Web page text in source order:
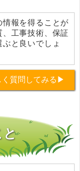
報を得ることが
工事技術、保証
と良いでしょ
く質問してみる▶
と